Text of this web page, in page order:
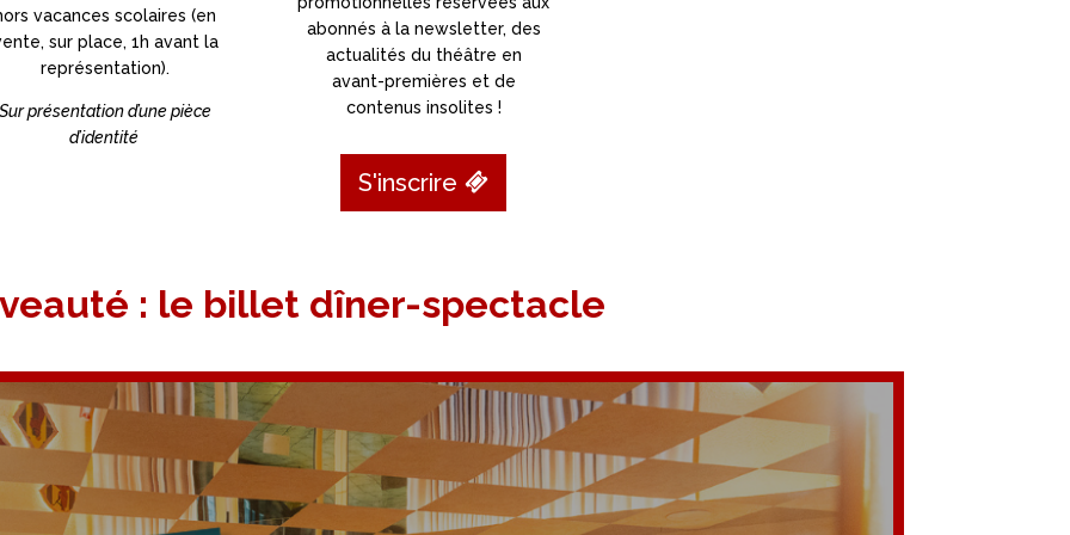
vacances scolaires (en
sur place, 1h avant la
représentation).
Sur présentation d’une pièce
d’identité
abonnés à la newsletter, des
actualités du théâtre en
avant-premières et de
contenus insolites !
S'inscrire
: le billet dîner-spectacle